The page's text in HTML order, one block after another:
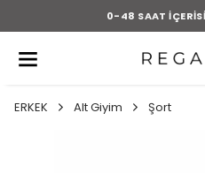
0-48 SAAT
ERKEK Alt Giyim Şort